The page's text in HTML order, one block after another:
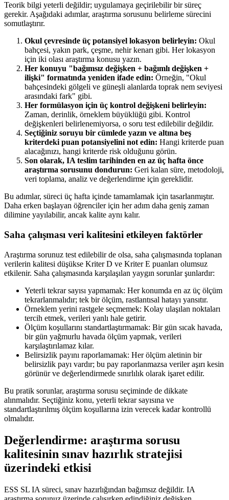
Teorik bilgi yeterli değildir; uygulamaya geçirilebilir bir süreç
gerekir. Aşağıdaki adımlar, araştırma sorusunu belirleme sürecini
somutlaştırır.
Okul çevresinde üç potansiyel lokasyon belirleyin: Okul
bahçesi, yakın park, çeşme, nehir kenarı gibi. Her lokasyon
için iki olası araştırma konusu yazın.
Her konuyu "bağımsız değişken + bağımlı değişken +
ilişki" formatında yeniden ifade edin: Örneğin, "Okul
bahçesindeki gölgeli ve güneşli alanlarda toprak nem seviyesi
arasındaki fark" gibi.
Her formülasyon için üç kontrol değişkeni belirleyin:
Zaman, derinlik, örneklem büyüklüğü gibi. Kontrol
değişkenleri belirlenemiyorsa, o soru test edilebilir değildir.
Seçtiğiniz soruyu bir cümlede yazın ve altına beş
kriterdeki puan potansiyelini not edin: Hangi kriterde puan
alacağınızı, hangi kriterde risk olduğunu görün.
Son olarak, IA teslim tarihinden en az üç hafta önce
araştırma sorusunu dondurun: Geri kalan süre, metodoloji,
veri toplama, analiz ve değerlendirme için gereklidir.
Bu adımlar, süreci üç hafta içinde tamamlamak için tasarlanmıştır.
Daha erken başlayan öğrenciler için her adım daha geniş zaman
dilimine yayılabilir, ancak kalite aynı kalır.
Saha çalışması veri kalitesini etkileyen faktörler
Araştırma sorunuz test edilebilir de olsa, saha çalışmasında toplanan
verilerin kalitesi düşükse Kriter D ve Kriter E puanları olumsuz
etkilenir. Saha çalışmasında karşılaşılan yaygın sorunlar şunlardır:
Yeterli tekrar sayısı yapmamak: Her konumda en az üç ölçüm
tekrarlanmalıdır; tek bir ölçüm, rastlantısal hatayı yansıtır.
Örneklem yerini rastgele seçmemek: Kolay ulaşılan noktaları
tercih etmek, verileri yanlı hale getirir.
Ölçüm koşullarını standartlaştırmamak: Bir gün sıcak havada,
bir gün yağmurlu havada ölçüm yapmak, verileri
karşılaştırılamaz kılar.
Belirsizlik payını raporlamamak: Her ölçüm aletinin bir
belirsizlik payı vardır; bu pay raporlanmazsa veriler aşırı kesin
görünür ve değerlendirmede sınırlılık olarak işaret edilir.
Bu pratik sorunlar, araştırma sorusu seçiminde de dikkate
alınmalıdır. Seçtiğiniz konu, yeterli tekrar sayısına ve
standartlaştırılmış ölçüm koşullarına izin verecek kadar kontrollü
olmalıdır.
Değerlendirme: araştırma sorusu
kalitesinin sınav hazırlık stratejisi
üzerindeki etkisi
ESS SL IA süreci, sınav hazırlığından bağımsız değildir. IA